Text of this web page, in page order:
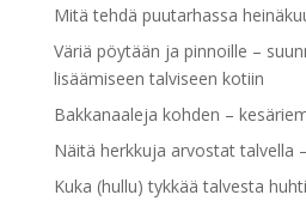
Mitä tehdä puutarhassa
Väriä pöytään ja pinnoille –
lisäämiseen talviseen kotiin
Bakkanaaleja kohden –
Näitä herkkuja arvostat talvella
Kuka (hullu) tykkää talvesta